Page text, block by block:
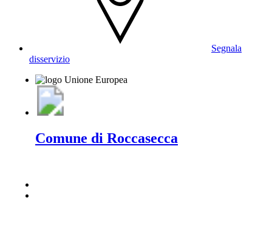
Segnala
disservizio
Comune di Roccasecca